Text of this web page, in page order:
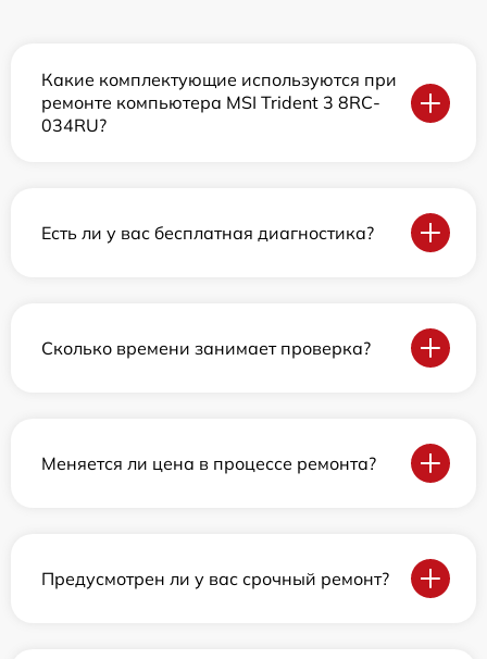
Какие комплектующие используются при
ремонте компьютера MSI Trident 3 8RC-
034RU?
Есть ли у вас бесплатная диагностика?
Сколько времени занимает проверка?
Меняется ли цена в процессе ремонта?
Предусмотрен ли у вас срочный ремонт?